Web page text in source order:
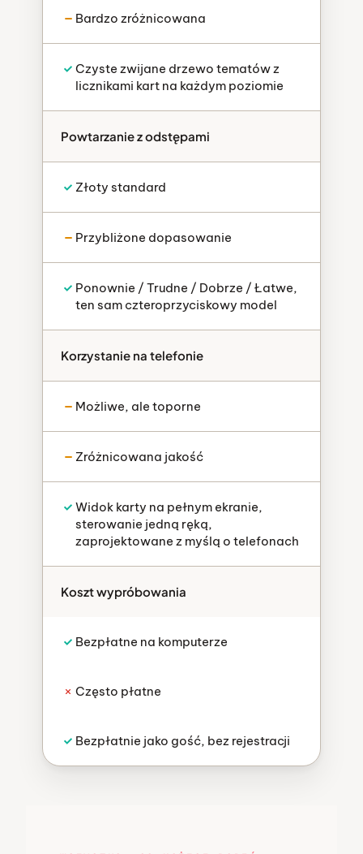
Bardzo zróżnicowana
Czyste zwijane drzewo tematów z
licznikami kart na każdym poziomie
Powtarzanie z odstępami
Złoty standard
Przybliżone dopasowanie
Ponownie / Trudne / Dobrze / Łatwe,
ten sam czteroprzyciskowy model
Korzystanie na telefonie
Możliwe, ale toporne
Zróżnicowana jakość
Widok karty na pełnym ekranie,
sterowanie jedną ręką,
zaprojektowane z myślą o telefonach
Koszt wypróbowania
Bezpłatne na komputerze
Często płatne
Bezpłatnie jako gość, bez rejestracji